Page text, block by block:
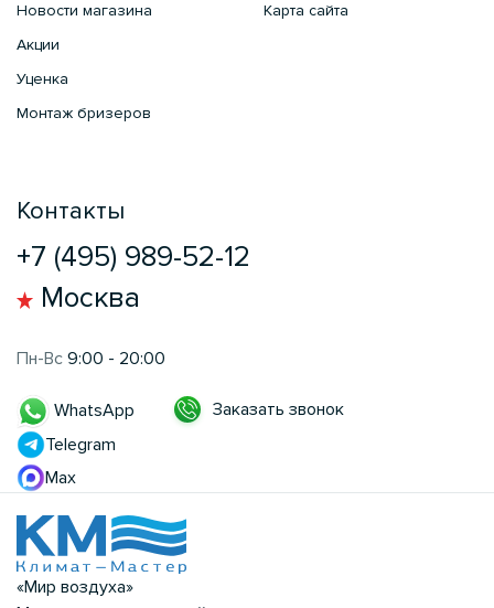
Новости магазина
Акции
Уценка
Монтаж бризеров
Карта сайта
Контакты
+7 (495) 989-52-12
Москва
Пн-Вс 9:00 - 20:00
WhatsApp
Telegram
Max
Заказать звонок
«Мир воздуха»